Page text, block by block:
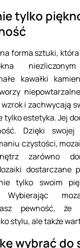
tylko
forma sztuki,
niezliczonym
kawałki
i zachwycają
tylko estetyka. Jej
Dzięki swojej
czystości,
zarówno
dostarczane
tylko swoim
Wybierając
pewność, że
stylu, ale także
wybrać do